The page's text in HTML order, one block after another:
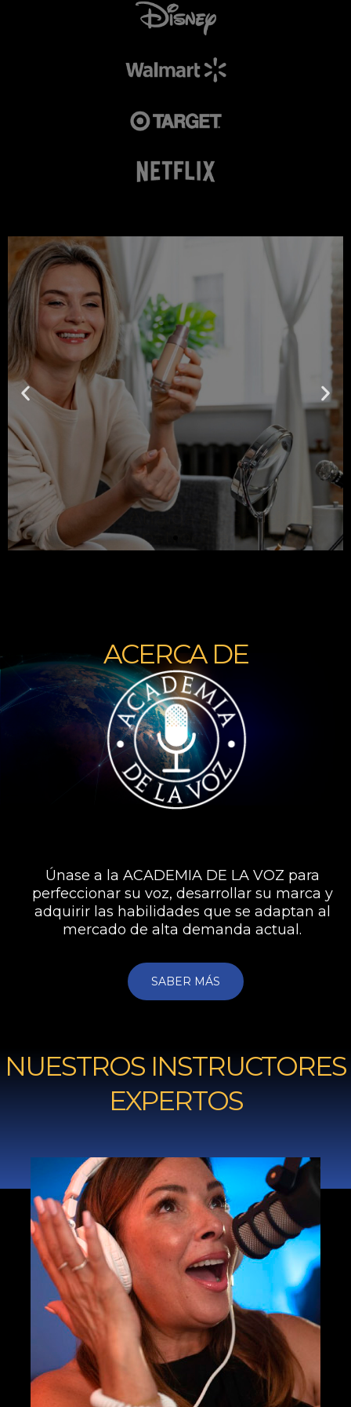
Atraiga a los mejores
patrocinadores con
TU VOZ!
Influencers:
Se estima que las marcas gastarán más de 15
mil millones de dólares en marketing de
influencia en busca de voces auténticas.
SABER MÁS
ACERCA DE
Únase a la ACADEMIA DE LA VOZ para
perfeccionar su voz, desarrollar su marca y
adquirir las habilidades que se adaptan al
mercado de alta demanda actual.
SABER MÁS
NUESTROS INSTRUCTORES
EXPERTOS